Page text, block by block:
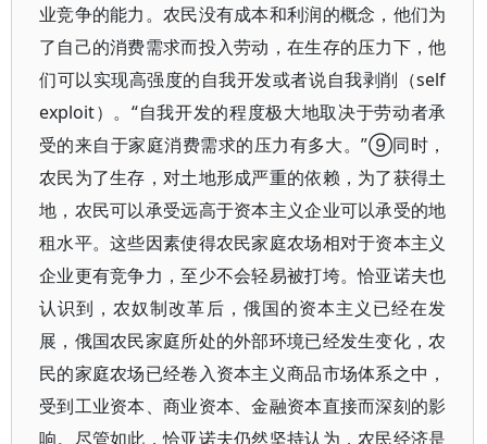
业竞争的能力。农民没有成本和利润的概念，他们为
了自己的消费需求而投入劳动，在生存的压力下，他
们可以实现高强度的自我开发或者说自我剥削（self
exploit）。“自我开发的程度极大地取决于劳动者承
受的来自于家庭消费需求的压力有多大。”⑨同时，
农民为了生存，对土地形成严重的依赖，为了获得土
地，农民可以承受远高于资本主义企业可以承受的地
租水平。这些因素使得农民家庭农场相对于资本主义
企业更有竞争力，至少不会轻易被打垮。恰亚诺夫也
认识到，农奴制改革后，俄国的资本主义已经在发
展，俄国农民家庭所处的外部环境已经发生变化，农
民的家庭农场已经卷入资本主义商品市场体系之中，
受到工业资本、商业资本、金融资本直接而深刻的影
响。尽管如此，恰亚诺夫仍然坚持认为，农民经济是